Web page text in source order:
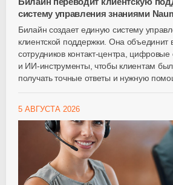
систему управления знаниями
Билайн создает единую систему
клиентской поддержки. Она объединит
сотрудников контакт-центра , цифровые
и ИИ-инструменты , чтобы клиентам
получать точные ответы и нужную
5 АВГУСТА 2026